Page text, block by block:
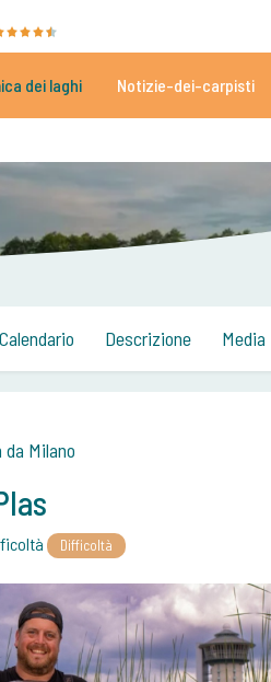
dei laghi Notizie-dei-carpisti
Calendario Descrizione Media
Milano
Difficoltà